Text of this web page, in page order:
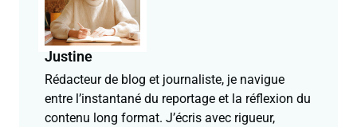
Justine
Rédacteur de blog et journaliste, je navigue
entre l’instantané du reportage et la réflexion du
contenu long format. J’écris avec rigueur,